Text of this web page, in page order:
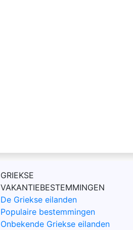
GRIEKSE
VAKANTIEBESTEMMINGEN
De Griekse eilanden
Populaire bestemmingen
Onbekende Griekse eilanden